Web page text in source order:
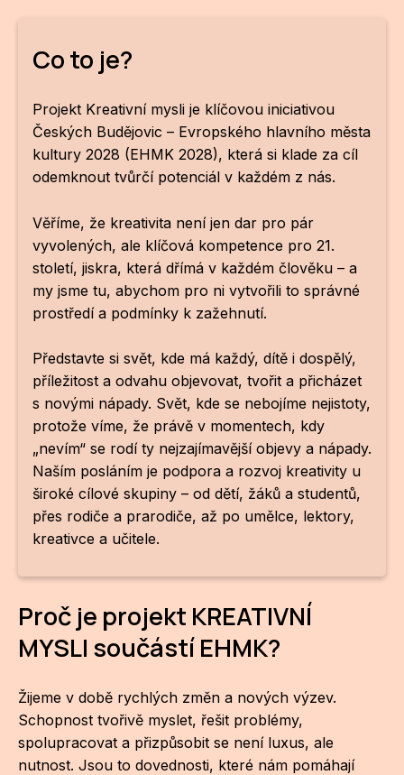
Co to je?
Projekt Kreativní mysli je klíčovou iniciativou
Českých Budějovic – Evropského hlavního města
kultury 2028 (EHMK 2028), která si klade za cíl
odemknout tvůrčí potenciál v každém z nás.
Věříme, že kreativita není jen dar pro pár
vyvolených, ale klíčová kompetence pro 21.
století, jiskra, která dřímá v každém člověku – a
my jsme tu, abychom pro ni vytvořili to správné
prostředí a podmínky k zažehnutí.
Představte si svět, kde má každý, dítě i dospělý,
příležitost a odvahu objevovat, tvořit a přicházet
s novými nápady. Svět, kde se nebojíme nejistoty,
protože víme, že právě v momentech, kdy
„nevím“ se rodí ty nejzajímavější objevy a nápady.
Naším posláním je podpora a rozvoj kreativity u
široké cílové skupiny – od dětí, žáků a studentů,
přes rodiče a prarodiče, až po umělce, lektory,
kreativce a učitele.
Proč je projekt KREATIVNÍ
MYSLI součástí EHMK?
Žijeme v době rychlých změn a nových výzev.
Schopnost tvořivě myslet, řešit problémy,
spolupracovat a přizpůsobit se není luxus, ale
nutnost. Jsou to dovednosti, které nám pomáhají